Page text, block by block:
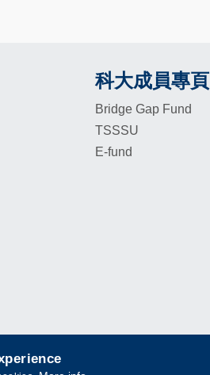
Footer
科大成員專頁
Bridge Gap Fund
TSSSU
E-fund